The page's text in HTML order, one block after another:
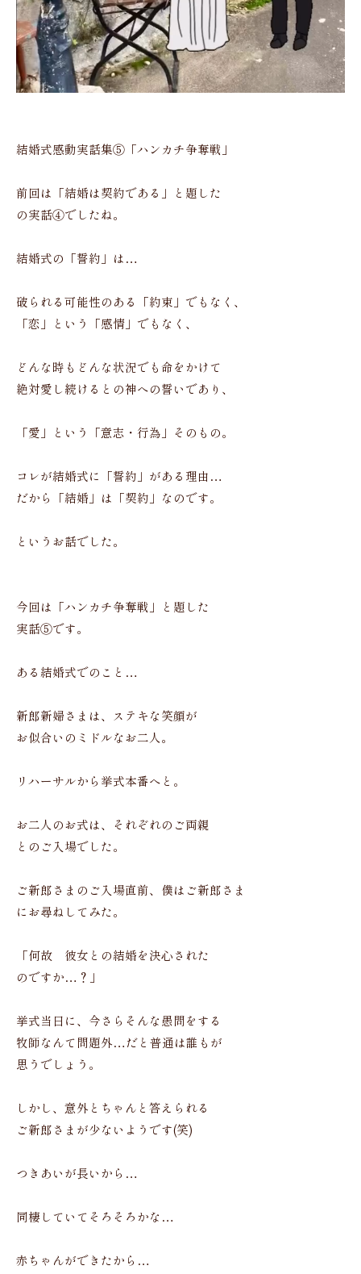
結婚式感動実話集⑤「ハンカチ争奪戦」
前回は「結婚は契約である」と題した
の実話④でしたね。
結婚式の「誓約」は…
破られる可能性のある「約束」でもなく、
「恋」という「感情」でもなく、
どんな時もどんな状況でも命をかけて
絶対愛し続けるとの神への誓いであり、
「愛」という「意志・行為」そのもの。
コレが結婚式に「誓約」がある理由…
だから「結婚」は「契約」なのです。
というお話でした。
今回は「ハンカチ争奪戦」と題した
実話⑤です。
ある結婚式でのこと…
新郎新婦さまは、ステキな笑顔が
お似合いのミドルなお二人。
リハーサルから挙式本番へと。
お二人のお式は、それぞれのご両親
とのご入場でした。
ご新郎さまのご入場直前、僕はご新郎さま
にお尋ねしてみた。
「何故 彼女との結婚を決心された
のですか…？」
挙式当日に、今さらそんな愚問をする
牧師なんて問題外…だと普通は誰もが
思うでしょう。
しかし、意外とちゃんと答えられる
ご新郎さまが少ないようです(笑)
つきあいが長いから…
同棲していてそろそろかな…
赤ちゃんができたから…